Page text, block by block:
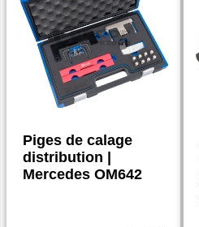
Piges de calage
distribution |
Mercedes OM642